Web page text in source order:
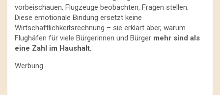
vorbeischauen, Flugzeuge beobachten, Fragen stellen.
Diese emotionale Bindung ersetzt keine
Wirtschaftlichkeitsrechnung – sie erklärt aber, warum
Flughäfen für viele Bürgerinnen und Bürger mehr sind als
eine Zahl im Haushalt.
Werbung